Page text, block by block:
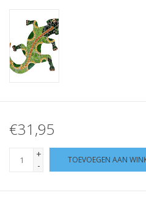
Mozaiekbank.nl
Kant-en-klare mozaïekwerken
€31,95
+
-
TOEVOEGEN AAN